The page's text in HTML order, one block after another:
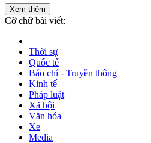
Xem thêm
Cỡ chữ bài viết:
Thời sự
Quốc tế
Báo chí - Truyền thông
Kinh tế
Pháp luật
Xã hội
Văn hóa
Xe
Media